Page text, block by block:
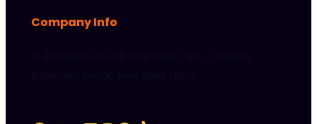
Company Info